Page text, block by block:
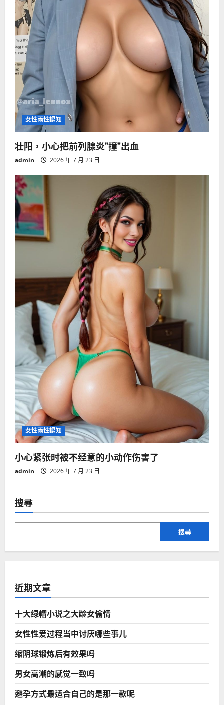
女性兩性認知
壮阳，小心把前列腺炎”撞”出血
admin 2026 年 7 月 23 日
女性兩性認知
小心紧张时被不经意的小动作伤害了
admin 2026 年 7 月 23 日
搜尋
搜尋
近期文章
十大绿帽小说之大龄女偷情
女性性爱过程当中讨厌哪些事儿
缩阴球锻炼后有效果吗
男女高潮的感觉一致吗
避孕方式最适合自己的是那一款呢